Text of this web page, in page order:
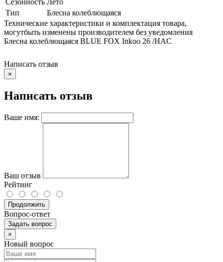
Тип
Блесна колеблющаяся
Технические характеристики и комплектация товара,
могутбыть изменены производителем без уведомления
Блесна колеблющаяся BLUE FOX Inkoo 26 /HAC
Написать отзыв
×
Написать отзыв
Ваше имя:
Ваш отзыв
Рейтинг
Продолжить
Вопрос-ответ
Задать вопрос
×
Новый вопрос